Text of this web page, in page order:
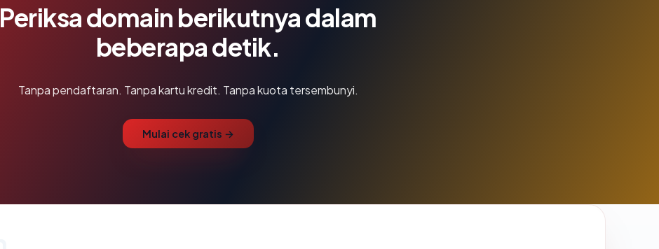
Periksa domain berikutnya dalam
beberapa detik.
Tanpa pendaftaran. Tanpa kartu kredit. Tanpa kuota tersembunyi.
Mulai cek gratis →